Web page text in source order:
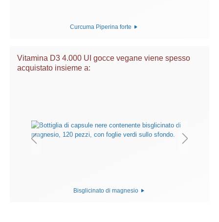
Curcuma Piperina forte
Vitamina D3 4.000 UI gocce vegane viene spesso
acquistato insieme a:
Bisglicinato di magnesio